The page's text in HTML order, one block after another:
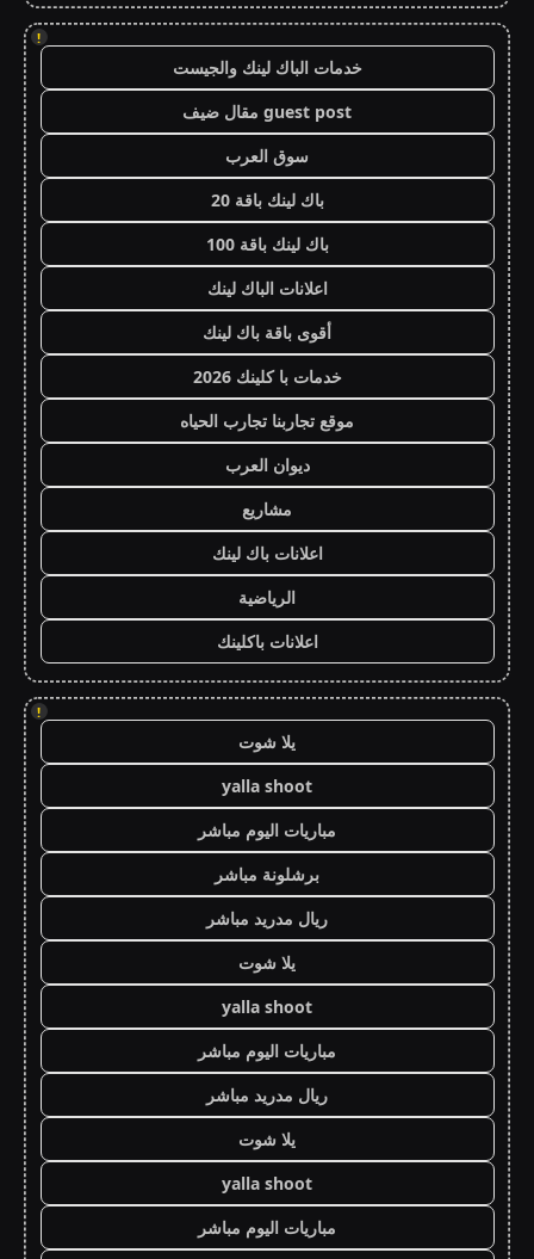
!
خدمات الباك لينك والجيست
guest post مقال ضيف
سوق العرب
باك لينك باقة 20
باك لينك باقة 100
اعلانات الباك لينك
أقوى باقة باك لينك
خدمات با كلينك 2026
موقع تجاربنا تجارب الحياه
ديوان العرب
مشاريع
اعلانات باك لينك
الرياضية
اعلانات باكلينك
!
يلا شوت
yalla shoot
مباريات اليوم مباشر
برشلونة مباشر
ريال مدريد مباشر
يلا شوت
yalla shoot
مباريات اليوم مباشر
ريال مدريد مباشر
يلا شوت
yalla shoot
مباريات اليوم مباشر